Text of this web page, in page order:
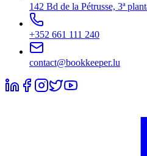
142 Bd de la Pétrusse, 3ª
+352 661 111 240
contact@bookkeeper.lu